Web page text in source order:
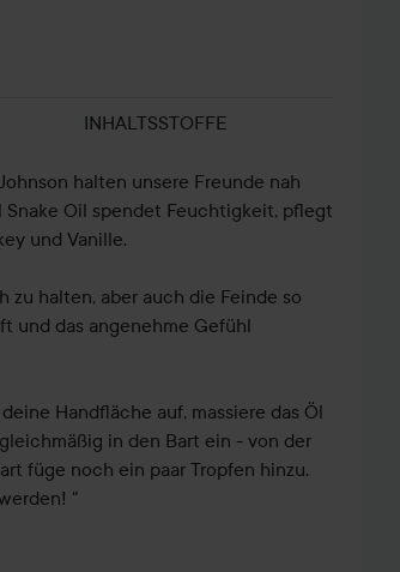
INHALTSSTOFFE
halten unsere Freunde nah
Snake Oil spendet Feuchtigkeit, pflegt
und Vanille.
zu halten, aber auch die Feinde so
und das angenehme Gefühl
Handfläche auf, massiere das Öl
in den Bart ein - von der
füge noch ein paar Tropfen hinzu.
"